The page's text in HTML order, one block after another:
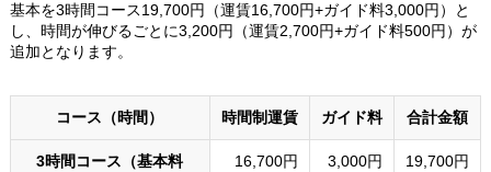
基本を3時間コース19,700円（運賃16,700円+ガイド料3,000円）と
し、時間が伸びるごとに3,200円（運賃2,700円+ガイド料500円）が
追加となります。
コース（時間） 時間制運賃 ガイド料 合計金額
3時間コース（基本料
16,700円 3,000円 19,700円